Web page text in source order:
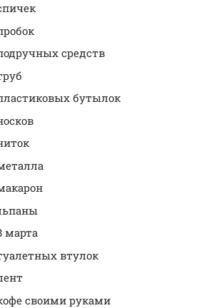
средств
бутылок
марта
втулок
своими руками